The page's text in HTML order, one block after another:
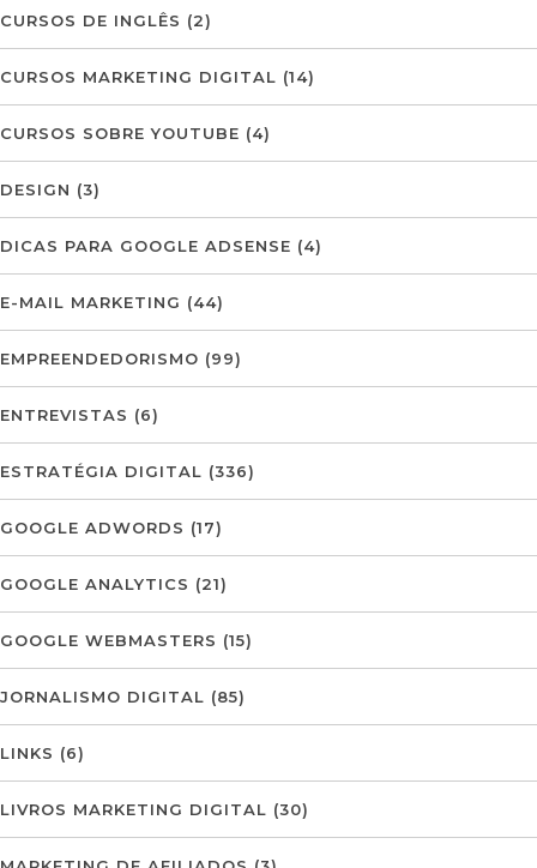
CURSOS DE INGLÊS (2)
CURSOS MARKETING DIGITAL (14)
CURSOS SOBRE YOUTUBE (4)
DESIGN (3)
DICAS PARA GOOGLE ADSENSE (4)
E-MAIL MARKETING (44)
EMPREENDEDORISMO (99)
ENTREVISTAS (6)
ESTRATÉGIA DIGITAL (336)
GOOGLE ADWORDS (17)
GOOGLE ANALYTICS (21)
GOOGLE WEBMASTERS (15)
JORNALISMO DIGITAL (85)
LINKS (6)
LIVROS MARKETING DIGITAL (30)